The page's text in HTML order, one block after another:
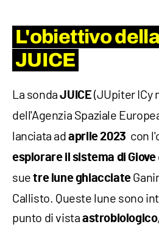
L'obiettivo
JUICE
La sondaJUICE (JUpiter ICy
dell'Agenzia Spaziale
lanciata adaprile 2023 con
esplorare il sistema di Giove
suetre lune ghiacciate
Callisto. Queste lune sono
punto di vista astrobiologico